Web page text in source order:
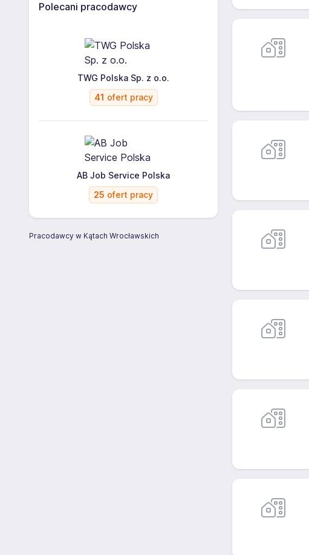
Polecani pracodawcy
TWG Polska Sp. z o.o.
41 ofert pracy
AB Job Service Polska
25 ofert pracy
Pracodawcy w Kątach Wrocławskich